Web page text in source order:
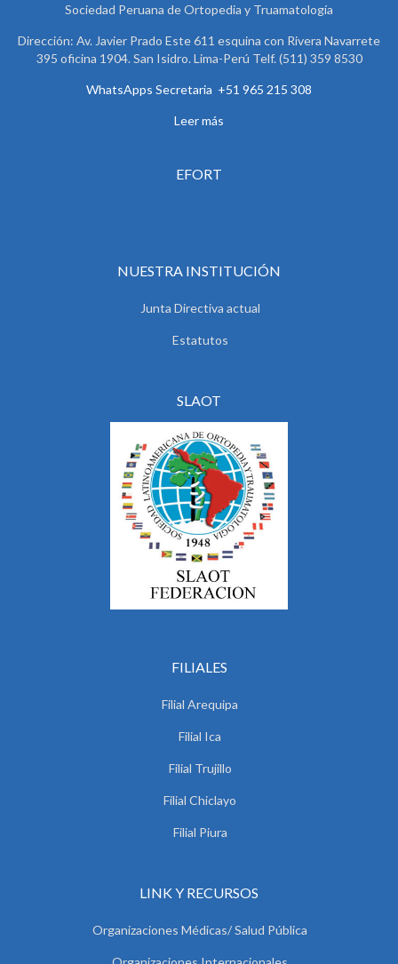
Sociedad Peruana de Ortopedia y Truamatología
Dirección: Av. Javier Prado Este 611 esquina con Rivera Navarrete
395 oficina 1904. San Isidro. Lima-Perú Telf. (511) 359 8530
WhatsApps Secretaria +51 965 215 308
Leer más
EFORT
NUESTRA INSTITUCIÓN
Junta Directiva actual
Estatutos
SLAOT
FILIALES
Filial Arequipa
Filial Ica
Filial Trujillo
Filial Chiclayo
Filial Piura
LINK Y RECURSOS
Organizaciones Médicas/ Salud Pública